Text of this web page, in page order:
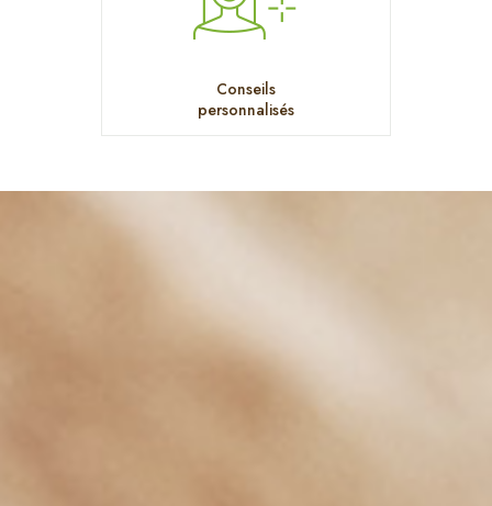
Conseils
personnalisés